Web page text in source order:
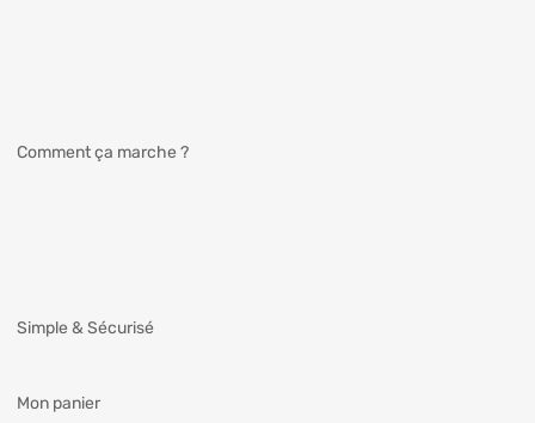
Comment ça marche ?
Simple & Sécurisé
Mon panier